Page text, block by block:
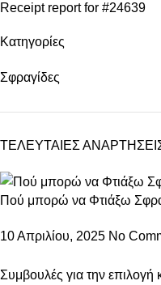
Receipt report for #24639
Kατηγορίες
Σφραγίδες
ΤΕΛΕΥΤΑΙΕΣ
Πού μπορώ να Φτιάξω
10 Απριλίου, 2025 No
Συμβουλές για την επιλογή